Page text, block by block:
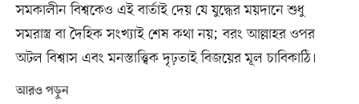
সমকালীন বিশ্বকেও এই বার্তাই দেয় যে যুদ্ধের ময়দানে শুধু
সমরাস্ত্র বা দৈহিক সংখ্যাই শেষ কথা নয়; বরং আল্লাহর ওপর
অটল বিশ্বাস এবং মনস্তাত্ত্বিক দৃঢ়তাই বিজয়ের মূল চাবিকাঠি।
আরও পড়ুন